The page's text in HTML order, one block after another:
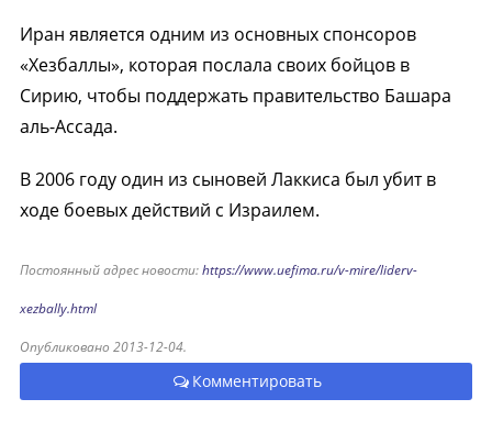
Иран является одним из основных спонсоров
«Хезбаллы», которая послала своих бойцов в
Сирию, чтобы поддержать правительство Башара
аль-Ассада.
В 2006 году один из сыновей Лаккиса был убит в
ходе боевых действий с Израилем.
Постоянный адрес новости:https://www.uefima.ru/v-mire/liderv-
xezbally.html
Опубликовано 2013-12-04.
Комментировать